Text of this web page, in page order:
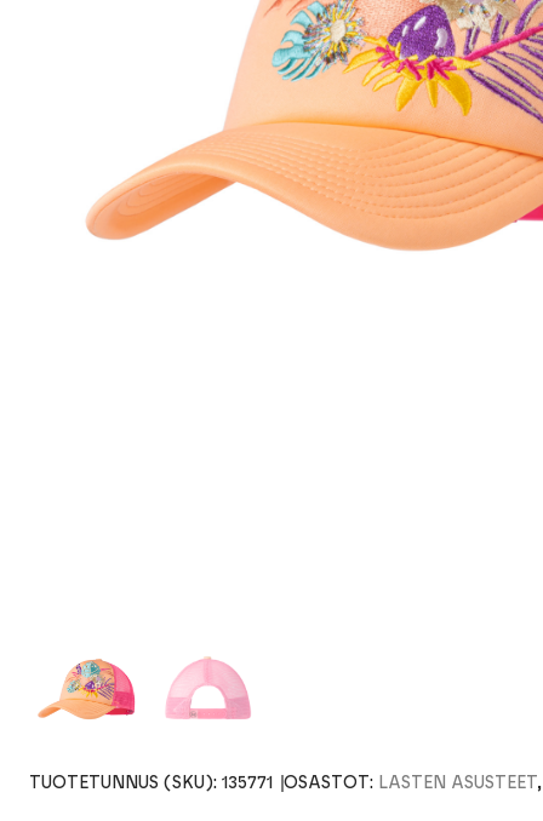
TUOTETUNNUS (SKU): 135771 OSASTOT: LASTEN ASUSTEET,